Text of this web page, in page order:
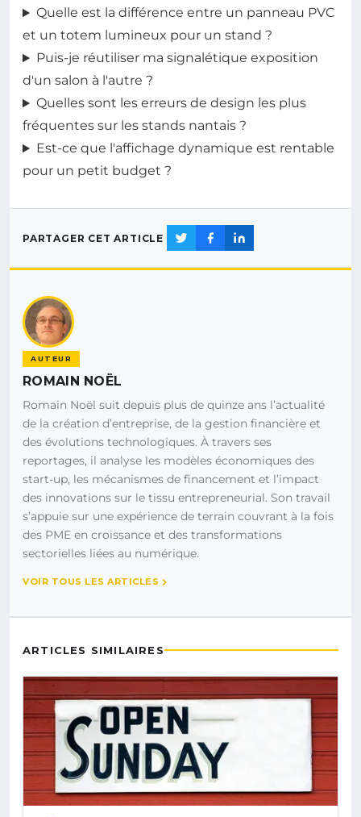
Quelle est la différence entre un panneau PVC
et un totem lumineux pour un stand ?
Puis-je réutiliser ma signalétique exposition
d'un salon à l'autre ?
Quelles sont les erreurs de design les plus
fréquentes sur les stands nantais ?
Est-ce que l'affichage dynamique est rentable
pour un petit budget ?
PARTAGER CET ARTICLE
AUTEUR
ROMAIN NOËL
Romain Noël suit depuis plus de quinze ans l’actualité
de la création d’entreprise, de la gestion financière et
des évolutions technologiques. À travers ses
reportages, il analyse les modèles économiques des
start-up, les mécanismes de financement et l’impact
des innovations sur le tissu entrepreneurial. Son travail
s’appuie sur une expérience de terrain couvrant à la fois
des PME en croissance et des transformations
sectorielles liées au numérique.
VOIR TOUS LES ARTICLES
ARTICLES SIMILAIRES